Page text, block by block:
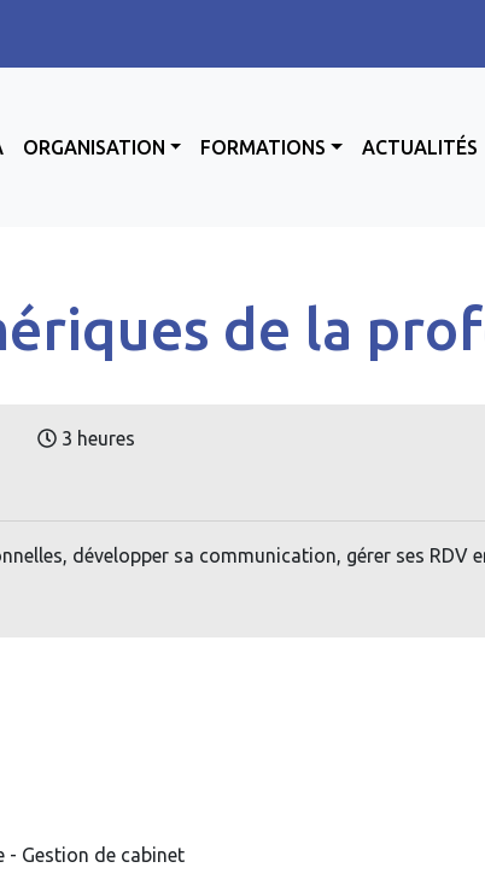
ORGANISATION FORMATIONS ACTUALITÉS
de la
3 heures
développer sa communication, gérer ses RDV
- Gestion de cabinet